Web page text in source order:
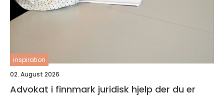
inspiration
02. August 2026
Advokat i finnmark juridisk hjelp der du er